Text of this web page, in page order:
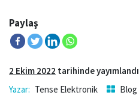
Paylaş
2 Ekim 2022 tarihinde yayımlandı
Tense Elektronik
Blog